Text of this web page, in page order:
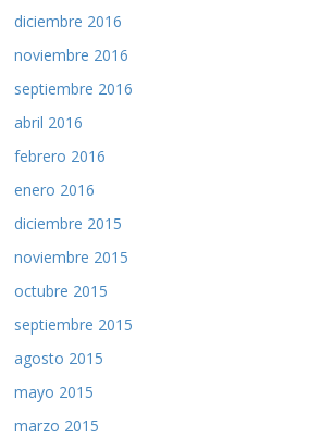
diciembre 2016
noviembre 2016
septiembre 2016
abril 2016
febrero 2016
enero 2016
diciembre 2015
noviembre 2015
octubre 2015
septiembre 2015
agosto 2015
mayo 2015
marzo 2015